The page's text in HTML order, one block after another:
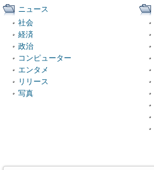
ニュース
社会
経済
政治
コンピューター
エンタメ
リリース
写真